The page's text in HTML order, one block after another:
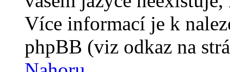
Více informací je k
phpBB (viz odkaz na